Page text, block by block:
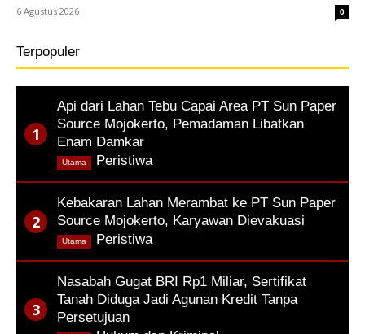
6 Agustus 2026 0
Terpopuler
Api dari Lahan Tebu Capai Area PT Sun Paper
Source Mojokerto, Pemadaman Libatkan
Enam Damkar
Peristiwa,
Utama
Kebakaran Lahan Merambat ke PT Sun Paper
Source Mojokerto, Karyawan Dievakuasi
Peristiwa,
Utama
Nasabah Gugat BRI Rp1 Miliar, Sertifikat
Tanah Diduga Jadi Agunan Kredit Tanpa
Persetujuan